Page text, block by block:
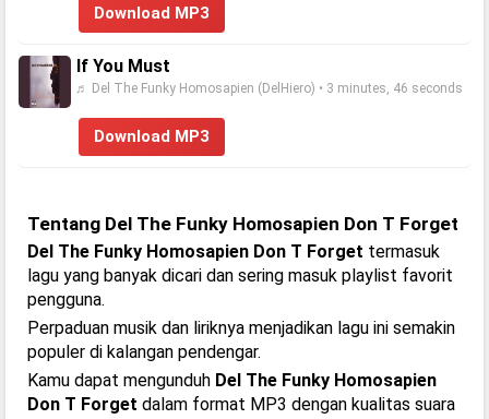
Download MP3
If You Must
♬ Del The Funky Homosapien (DelHiero) • 3 minutes, 46 seconds
Download MP3
Tentang Del The Funky Homosapien Don T Forget
Del The Funky Homosapien Don T Forget termasuk
lagu yang banyak dicari dan sering masuk playlist favorit
pengguna.
Perpaduan musik dan liriknya menjadikan lagu ini semakin
populer di kalangan pendengar.
Kamu dapat mengunduh Del The Funky Homosapien
Don T Forget dalam format MP3 dengan kualitas suara